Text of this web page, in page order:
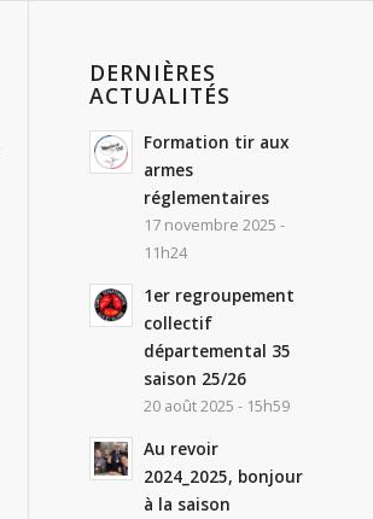
DERNIÈRES
ACTUALITÉS
Formation tir aux
armes
réglementaires
17 novembre 2025 -
11h24
1er regroupement
collectif
départemental 35
saison 25/26
20 août 2025 - 15h59
Au revoir
2024_2025, bonjour
à la saison